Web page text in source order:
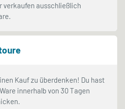
verkaufen ausschließlich
Kauf zu überdenken! Du hast
innerhalb von 30 Tagen